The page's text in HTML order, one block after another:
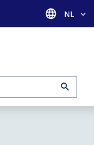
Taal
NL